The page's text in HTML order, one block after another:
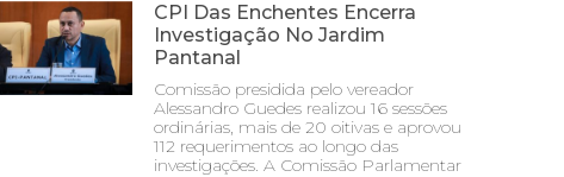
CPI Das Enchentes Encerra
Investigação No Jardim
Pantanal
Comissão presidida pelo vereador
Alessandro Guedes realizou 16 sessões
ordinárias, mais de 20 oitivas e aprovou
112 requerimentos ao longo das
investigações. A Comissão Parlamentar